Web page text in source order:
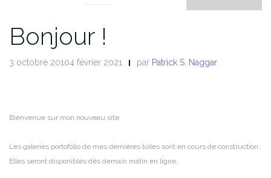
Bonjour !
3 octobre 20104 février 2021 par Patrick S. Naggar
Bienvenue sur mon nouveau site.
Les galeries portofolio de mes dernières toiles sont en cours de construction.
Elles seront disponibles dès demain matin en ligne.